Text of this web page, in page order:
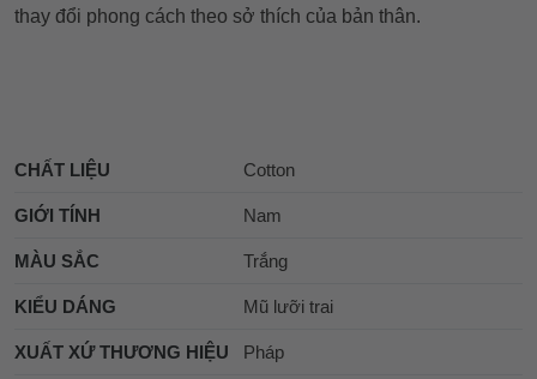
thay đổi phong cách theo sở thích của bản thân.
CHẤT LIỆU Cotton
GIỚI TÍNH Nam
MÀU SẮC Trắng
KIỂU DÁNG Mũ lưỡi trai
XUẤT XỨ THƯƠNG HIỆU Pháp